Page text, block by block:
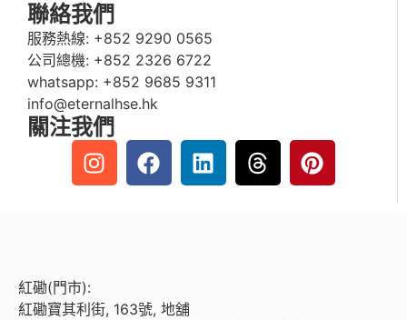
聯絡我們
服務熱線: +852 9290 0565
公司總機: +852 2326 6722
whatsapp: +852 9685 9311
info@eternalhse.hk
關注我們
紅磡(門市):
紅磡寶其利街, 163號, 地舖